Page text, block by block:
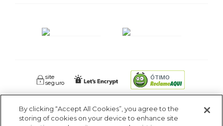
FARM RIO CIDADE MARAVILHOSA INDUSTRIA E COMERCIO DE
ROUPAS SA. - Av Coronel Phidias Tavora 360, Blc 1 Armazém 1 -
site
seguro
ÓTIMO
By clicking “Accept All Cookies”, you agree to the
storing of cookies on your device to enhance site